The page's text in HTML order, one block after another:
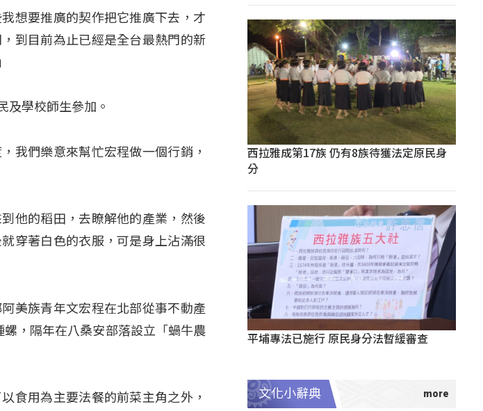
想要推廣的契作把它推廣下去，才
到目前為止已經是全台最熱門的新
及學校師生參加。
我們樂意來幫忙宏程做一個行銷，
他的稻田，去瞭解他的產業，然後
穿著白色的衣服，可是身上沾滿很
美族青年文宏程在北部從事不動產
，隔年在八桑安部落設立「蝸牛農
食用為主要法餐的前菜主角之外，
西拉雅成第17族 仍有8族待獲法定原民身
分
平埔專法已施行 原民身分法暫緩審查
文化小辭典